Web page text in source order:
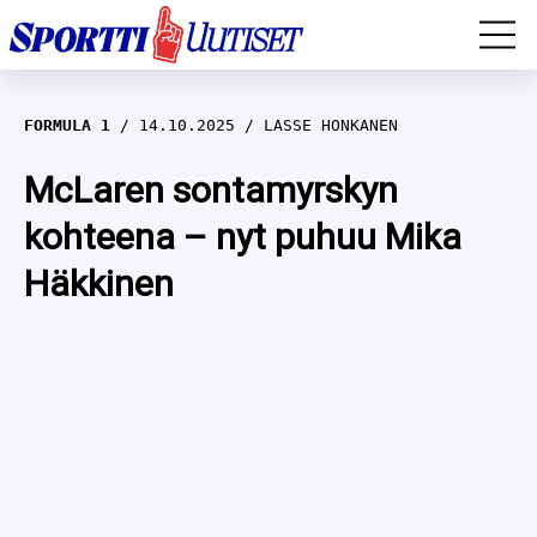
EM-YLEISURHEILU
JÄÄKIEKKO
YLEISURHEILU
WILMA HELTELÄ
TALVILAJIT
FORMULA 1 14.10.2025 LASSE HONKANEN
McLaren sontamyrskyn
kohteena – nyt puhuu Mika
Häkkinen